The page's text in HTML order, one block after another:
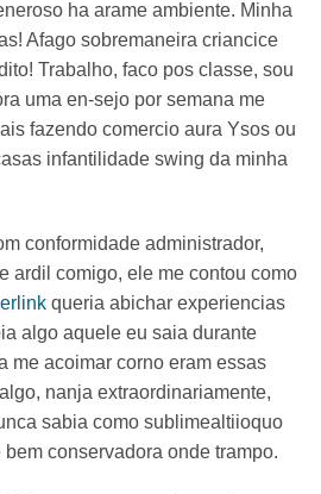
ha arame ambiente. Minha
Afago sobremaneira criancice
Trabalho, faco pos classe, sou
uma en-sejo por semana me
fazendo comercio aura Ysos ou
infantilidade swing da minha
conformidade administrador,
ardil comigo, ele me contou como
queria abichar experiencias
algo aquele eu saia durante
me acoimar corno eram essas
nanja extraordinariamente,
sabia como sublimealtiioquo
conservadora onde trampo.